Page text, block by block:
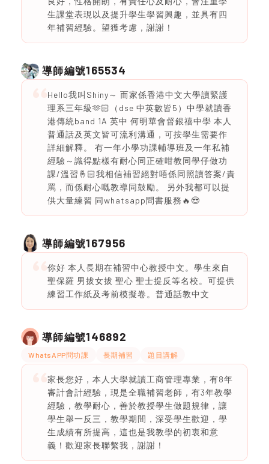
生課堂表現以及提升學生學習興趣，並具有四
年補習經驗。望獲考慮，謝謝！
導師編號165534
Hello我叫Shiny～ 而家係香港中文大學讀緊護
理系三年級🫶🏻（dse 中英數皆5）中學就讀香
港傳統band 1A 英中 何明華會督銀禧中學 本人
普通話及英文皆可流利溝通，可按學生需要作
詳細解釋。 有一年小學功課輔導班及一年私補
經驗～識得點樣有耐心同正確咁教同學仔做功
課/溫習🤞🏻我相信補習絕對唔係同照讀答案/責
罵，而係耐心嘅教導同鼓勵。 另外我都可以提
供大量練習 同whatsapp問書服務🔥😎
導師編號167956
你好 本人長期在補習中心教授中文。學生來自
聖保羅 男拔女拔 聖心 聖士提反等名校。可提供
練習工作紙及考前模擬卷。普通話教中文
導師編號146892
WhatsAPP問功課 長期補習 題目講解
家長您好，本人大學就讀工商管理專業，有8年
審計會計經驗，現是全職補習老師，有3年教學
經驗，教學耐心，善於教授學生做題規律，讓
學生舉一反三，教學期間，深受學生歡迎，學
生成績有所提高，這也是我教學的初衷和意
義！歡迎家長聯繫我，謝謝！